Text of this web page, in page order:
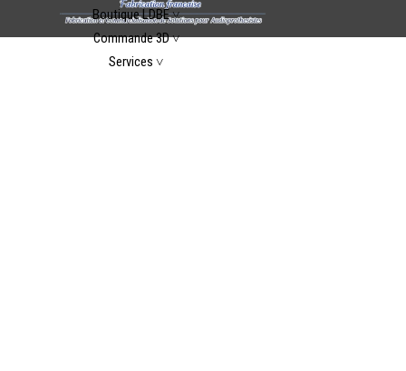
Boutique LDBE ˅
▼
Commande 3D ˅
▼
Services ˅